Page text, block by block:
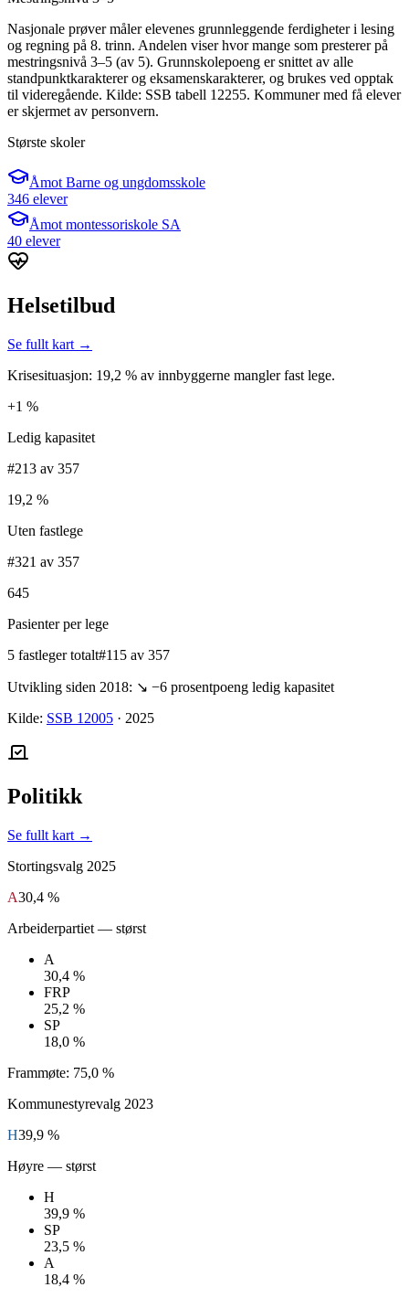
Nasjonale prøver måler elevenes grunnleggende ferdigheter i lesing
og regning på 8. trinn. Andelen viser hvor mange som presterer på
mestringsnivå 3–5 (av 5). Grunnskolepoeng er snittet av alle
standpunktkarakterer og eksamenskarakterer, og brukes ved opptak
til videregående. Kilde: SSB tabell 12255. Kommuner med få elever
er skjermet av personvern.
Største skoler
Åmot Barne og ungdomsskole
346 elever
Åmot montessoriskole SA
40 elever
Helsetilbud
Se fullt kart →
Krisesituasjon: 19,2 % av innbyggerne mangler fast lege.
+1 %
Ledig kapasitet
#213 av 357
19,2 %
Uten fastlege
#321 av 357
645
Pasienter per lege
5 fastleger totalt#115 av 357
Utvikling siden 2018: ↘ −6 prosentpoeng ledig kapasitet
Kilde: SSB 12005 · 2025
Politikk
Se fullt kart →
Stortingsvalg 2025
A30,4 %
Arbeiderpartiet — størst
A
30,4 %
FRP
25,2 %
SP
18,0 %
Frammøte: 75,0 %
Kommunestyrevalg 2023
H39,9 %
Høyre — størst
H
39,9 %
SP
23,5 %
A
18,4 %